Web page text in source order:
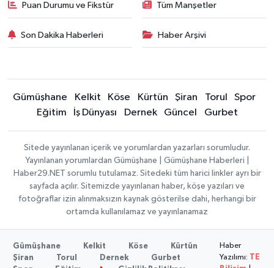
Puan Durumu ve Fikstür Tüm Manşetler
Son Dakika Haberleri Haber Arşivi
Gümüşhane Kelkit Köse Kürtün Şiran Torul
Spor
Eğitim
İş Dünyası Dernek Güncel Gurbet
Sitede yayınlanan içerik ve yorumlardan yazarları sorumludur.
Yayınlanan yorumlardan Gümüşhane | Gümüşhane Haberleri |
Haber29.NET sorumlu tutulamaz. Sitedeki tüm harici linkler ayrı bir
sayfada açılır. Sitemizde yayınlanan haber, köşe yazıları ve
fotoğraflar izin alınmaksızın kaynak gösterilse dahi, herhangi bir
ortamda kullanılamaz ve yayınlanamaz
Gümüşhane Kelkit Köse
Kürtün
Şiran
Torul Dernek
Gurbet
Haber
Yazılımı: TE